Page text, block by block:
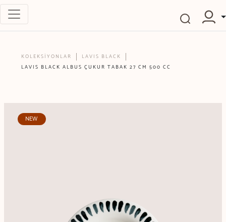
KOLEKSİYONLAR
LAVIS BLACK
LAVIS BLACK ALBUS ÇUKUR TABAK 27 CM 500 CC
NEW